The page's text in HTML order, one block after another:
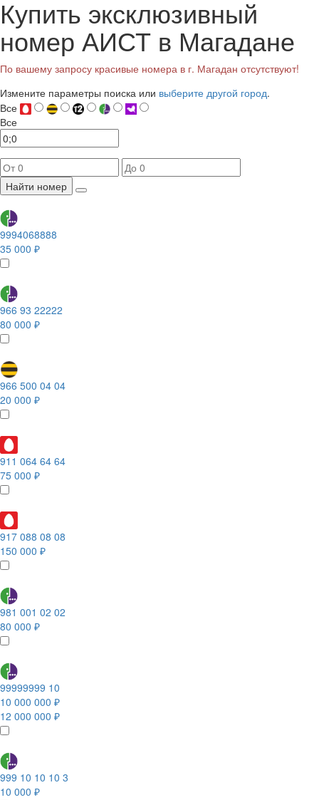
Купить эксклюзивный
номер АИСТ в Магадане
По вашему запросу красивые номера в г. Магадан отсутствуют!
Измените параметры поиска или выберите другой город.
Все
Все
Найти номер
9994068888
35 000 ₽
966 93 22222
80 000 ₽
966 500 04 04
20 000 ₽
911 064 64 64
75 000 ₽
917 088 08 08
150 000 ₽
981 001 02 02
80 000 ₽
99999999 10
10 000 000 ₽
12 000 000 ₽
999 10 10 10 3
10 000 ₽